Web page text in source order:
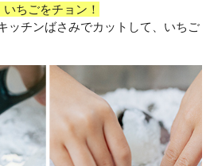
ちごをチョン！
ッチンばさみでカットして、いちご